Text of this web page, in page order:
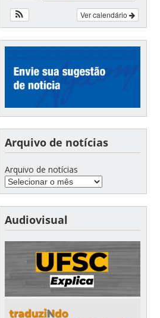
Ver calendário
Arquivo de notícias
Arquivo de notícias
Audiovisual